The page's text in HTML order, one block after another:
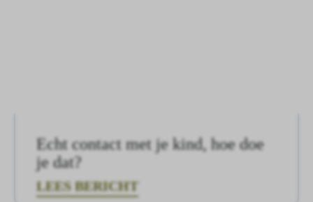
Echt contact met je kind, hoe doe
je dat?
LEES BERICHT